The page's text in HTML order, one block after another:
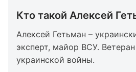
Кто такой Алексей
Алексей Гетьман –
эксперт, майор ВСУ.
украинской войны.